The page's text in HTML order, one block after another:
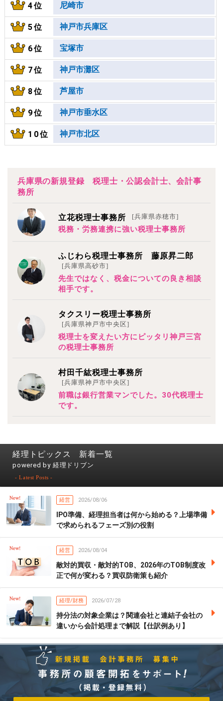
4位 尼崎市
5位 神戸市兵庫区
6位 宝塚市
7位 神戸市灘区
8位 芦屋市
9位 神戸市垂水区
10位 神戸市北区
兵庫県の新規登録 税理士・公認会計士、会計事
務所
立花税理士事務所 [兵庫県赤穂市]
税務・労務連携に強い税理士事務所
ふじわら税理士事務所 藤原昇二郎
[兵庫県高砂市]
先生ではなく、税金についての良き相談
相手です。
タクスリー税理士事務所
[兵庫県神戸市中央区]
税理士を変えたい方にピッタリ神戸三宮
の税理士事務所
村田千紘税理士事務所
[兵庫県神戸市中央区]
前職は銀行営業マンでした。30代税理士
です。
経理トピックス 新着一覧
powered by 経理ドリブン
- Latest Posts -
経営 2026/08/06
IPO準備、経理担当者は何から始める？上場準備
で求められるフェーズ別の役割
経営 2026/08/04
敵対的買収・敵対的TOB、2026年のTOB制度改
正で何が変わる？買収防衛策も紹介
経理/財務 2026/07/28
持分法の対象企業は？関連会社と連結子会社の
違いから会計処理まで解説【仕訳例あり】